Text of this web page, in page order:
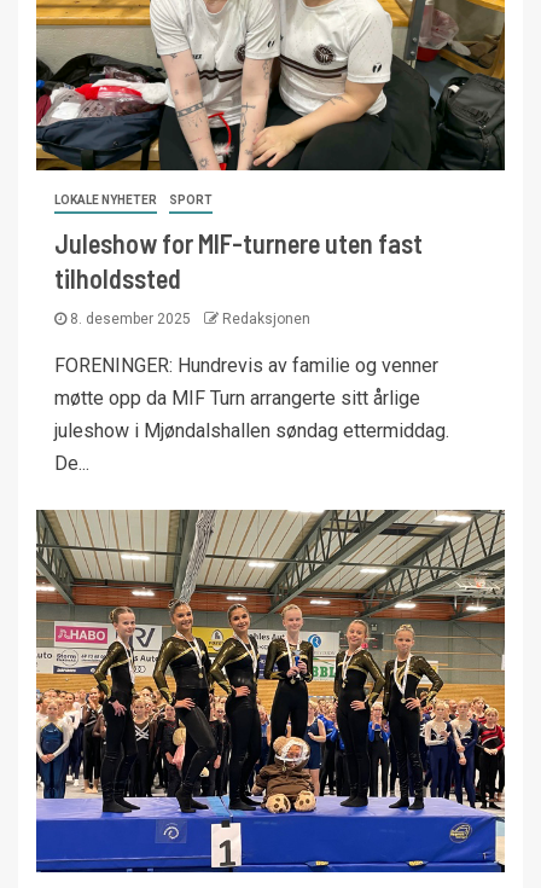
LOKALE NYHETER SPORT
Juleshow for MIF-turnere uten fast
tilholdssted
8. desember 2025 Redaksjonen
FORENINGER: Hundrevis av familie og venner
møtte opp da MIF Turn arrangerte sitt årlige
juleshow i Mjøndalshallen søndag ettermiddag.
De...